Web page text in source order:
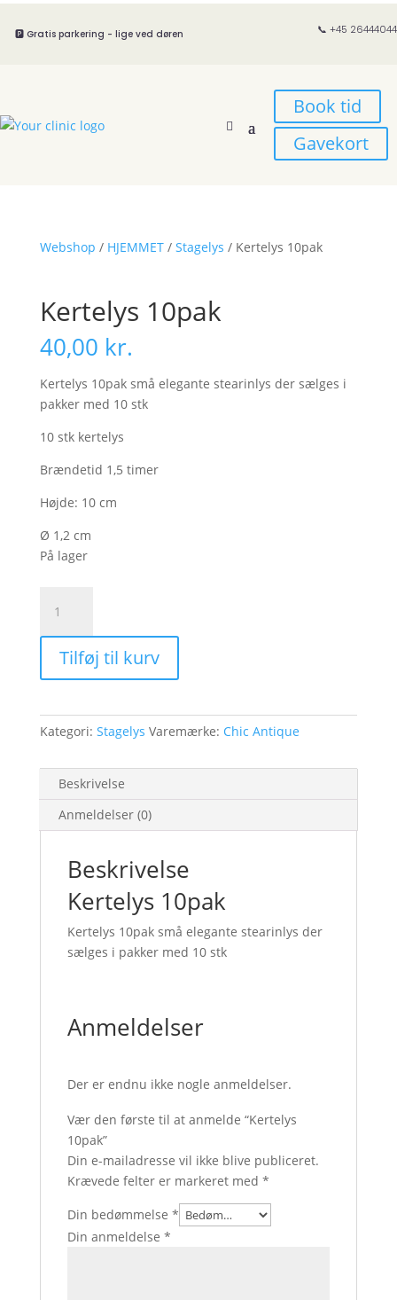
🅿️ Gratis parkering - lige ved døren 📞 +45 26444044
Book tid
Gavekort
Webshop / HJEMMET/ Stagelys / Kertelys 10pak
Kertelys 10pak
40,00 kr.
Kertelys 10pak små elegante stearinlys der sælges i
pakker med 10 stk
10 stk kertelys
Brændetid 1,5 timer
Højde: 10 cm
Ø 1,2 cm
På lager
10pak
antal
Tilføj til kurv
Kategori: Stagelys Varemærke: Chic Antique
Beskrivelse
Anmeldelser (0)
Beskrivelse
Kertelys 10pak
Kertelys 10pak små elegante stearinlys der
sælges i pakker med 10 stk
Anmeldelser
Der er endnu ikke nogle anmeldelser.
Vær den første til at anmelde “Kertelys
10pak”
Din e-mailadresse vil ikke blive publiceret.
Krævede felter er markeret med *
Din bedømmelse *
Din anmeldelse *